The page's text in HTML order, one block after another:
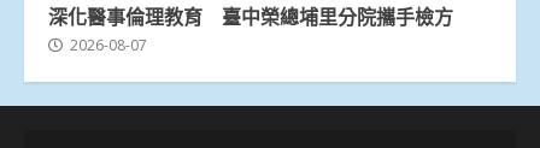
深化醫事倫理教育 臺中榮總埔里分院攜手檢方
2026-08-07